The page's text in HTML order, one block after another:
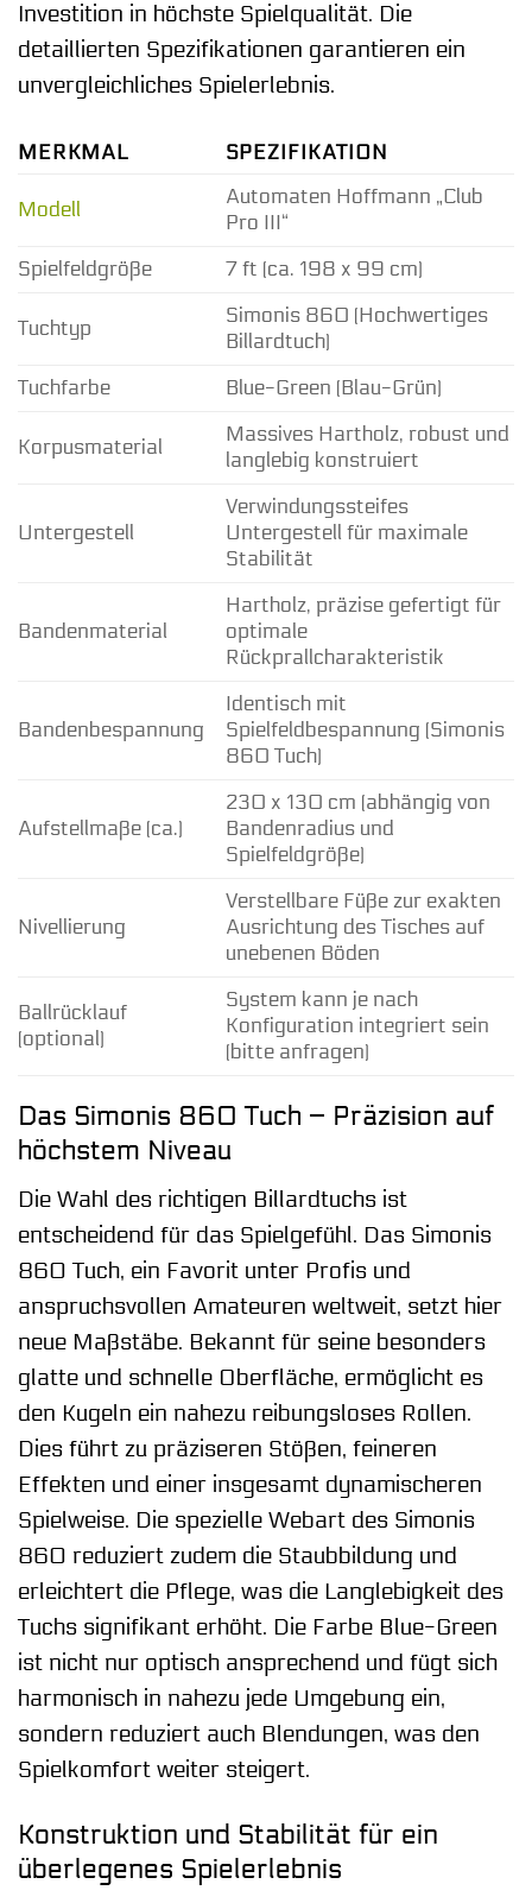
Investition in höchste Spielqualität. Die
detaillierten Spezifikationen garantieren ein
unvergleichliches Spielerlebnis.
MERKMAL SPEZIFIKATION
Modell
Automaten Hoffmann „Club
Pro III“
Spielfeldgröße
7 ft (ca. 198 x 99 cm)
Tuchtyp
Simonis 860 (Hochwertiges
Billardtuch)
Tuchfarbe
Blue-Green (Blau-Grün)
Korpusmaterial
Massives Hartholz, robust und
langlebig konstruiert
Untergestell
Verwindungssteifes
Untergestell für maximale
Stabilität
Bandenmaterial
Hartholz, präzise gefertigt für
optimale
Rückprallcharakteristik
Bandenbespannung
Identisch mit
Spielfeldbespannung (Simonis
860 Tuch)
Aufstellmaße (ca.)
230 x 130 cm (abhängig von
Bandenradius und
Spielfeldgröße)
Nivellierung
Verstellbare Füße zur exakten
Ausrichtung des Tisches auf
unebenen Böden
Ballrücklauf
(optional)
System kann je nach
Konfiguration integriert sein
(bitte anfragen)
Das Simonis 860 Tuch – Präzision auf
höchstem Niveau
Die Wahl des richtigen Billardtuchs ist
entscheidend für das Spielgefühl. Das Simonis
860 Tuch, ein Favorit unter Profis und
anspruchsvollen Amateuren weltweit, setzt hier
neue Maßstäbe. Bekannt für seine besonders
glatte und schnelle Oberfläche, ermöglicht es
den Kugeln ein nahezu reibungsloses Rollen.
Dies führt zu präziseren Stößen, feineren
Effekten und einer insgesamt dynamischeren
Spielweise. Die spezielle Webart des Simonis
860 reduziert zudem die Staubbildung und
erleichtert die Pflege, was die Langlebigkeit des
Tuchs signifikant erhöht. Die Farbe Blue-Green
ist nicht nur optisch ansprechend und fügt sich
harmonisch in nahezu jede Umgebung ein,
sondern reduziert auch Blendungen, was den
Spielkomfort weiter steigert.
Konstruktion und Stabilität für ein
überlegenes Spielerlebnis